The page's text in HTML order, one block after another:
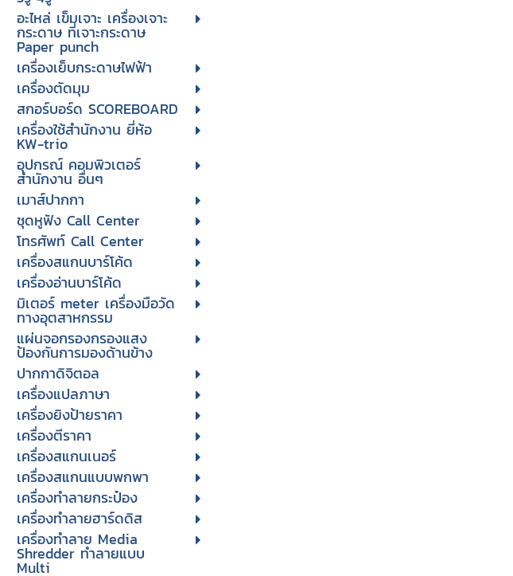
อะไหล่ เข็มเจาะ เครื่องเจาะ
กระดาษ ที่เจาะกระดาษ
Paper punch
เครื่องเย็บกระดาษไฟฟ้า
เครื่องตัดมุม
สกอร์บอร์ด SCOREBOARD
เครื่องใช้สำนักงาน ยี่ห้อ
KW-trio
อุปกรณ์ คอมพิวเตอร์
สำนักงาน อื่นๆ
เมาส์ปากกา
ชุดหูฟัง Call Center
โทรศัพท์ Call Center
เครื่องสแกนบาร์โค้ด
เครื่องอ่านบาร์โค้ด
มิเตอร์ meter เครื่องมือวัด
ทางอุตสาหกรรม
แผ่นจอกรองกรองแสง
ป้องกันการมองด้านข้าง
ปากกาดิจิตอล
เครื่องแปลภาษา
เครื่องยิงป้ายราคา
เครื่องตีราคา
เครื่องสแกนเนอร์
เครื่องสแกนแบบพกพา
เครื่องทำลายกระป๋อง
เครื่องทำลายฮาร์ดดิส
เครื่องทำลาย Media
Shredder ทำลายแบบ
Multi